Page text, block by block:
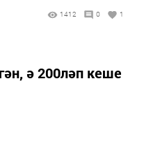
1412 0 1
ә 200ләп кеше